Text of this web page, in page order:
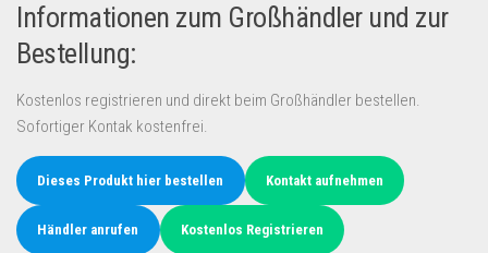
Informationen zum Großhändler und zur
Bestellung:
Kostenlos registrieren und direkt beim Großhändler bestellen.
Sofortiger Kontak kostenfrei.
Dieses Produkt hier bestellen Kontakt aufnehmen
Händler anrufen Kostenlos Registrieren